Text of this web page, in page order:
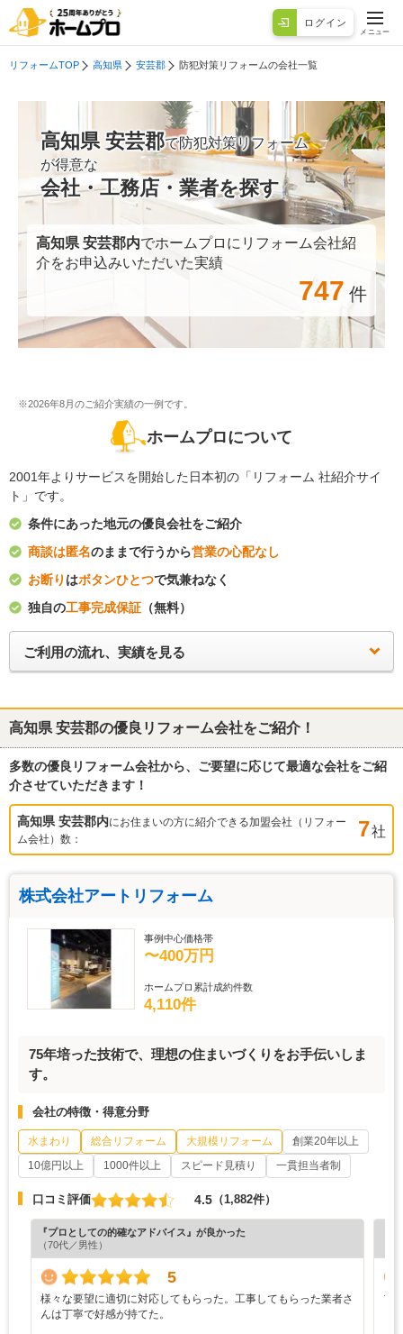
ログイン
メニュー
リフォームTOP 高知県 安芸郡 防犯対策リフォームの会社一覧
高知県 安芸郡で防犯対策リフォーム
が得意な
会社・工務店・業者を探す
高知県 安芸郡内でホームプロにリフォーム会社紹
介をお申込みいただいた実績
747 件
※2026年8月のご紹介実績の一例です。
ホームプロについて
2001年よりサービスを開始した日本初の「リフォーム 社紹介サイ
ト」です。
条件にあった地元の優良会社をご紹介
商談は匿名のままで行うから営業の心配なし
お断り はボタンひとつで気兼ねなく
独自の工事完成保証 （無料）
ご利用の流れ、実績を見る
高知県 安芸郡の優良リフォーム会社をご紹介！
多数の優良リフォーム会社から、ご要望に応じて最適な会社をご紹
介させていただきます！
高知県 安芸郡内にお住まいの方に紹介できる加盟会社（リフォー
ム会社）数：
7社
株式会社アートリフォーム
事例中心価格帯
〜400万円
ホームプロ累計成約件数
4,110件
75年培った技術で、理想の住まいづくりをお手伝いしま
す。
会社の特徴・得意分野
水まわり 総合リフォーム 大規模リフォーム
創業20年以上
10億円以上
1000件以上 スピード見積り 一貫担当者制
口コミ評価 4.5 （1,882件）
『プロとしての的確なアドバイス』が良かった
（70代／男性）
5
様々な要望に適切に対応してもらった。工事してもらった業者さ
んは丁寧で好感が持てた。
ア